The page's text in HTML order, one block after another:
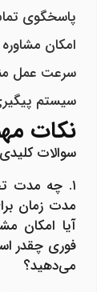
پاسخگوی
امکان مشاوره
سرعت عمل
سیستم
نکات
سوالات
می‌دهید؟